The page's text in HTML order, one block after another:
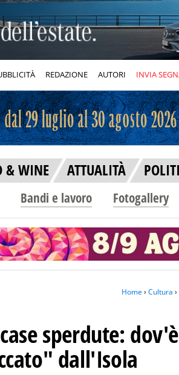
REDAZIONE AUTORI INVIA
& WINE ATTUALITÀ
Bandi e lavoro Fotogallery
Home› Cultura ›
sperdute:
dall'Isola